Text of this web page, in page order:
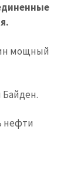
мощный
Байден.
нефти